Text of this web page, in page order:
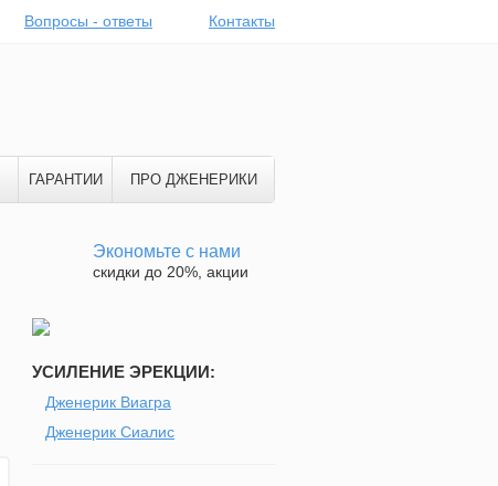
Вопросы - ответы Контакты
ГАРАНТИИ ПРО ДЖЕНЕРИКИ
Экономьте с нами
скидки до 20%, акции
УСИЛЕНИЕ ЭРЕКЦИИ:
Дженерик Виагра
Дженерик Сиалис